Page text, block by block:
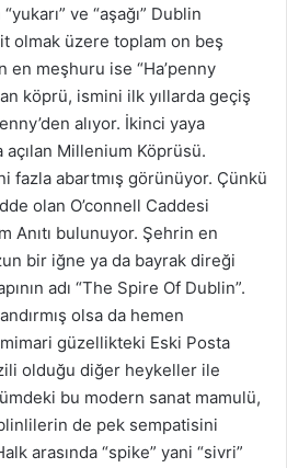
ve “aşağı” Dublin
olmak üzere toplam on beş
en meşhuru ise “Ha’penny
köprü, ismini ilk yıllarda geçiş
alıyor. İkinci yaya
açılan Millenium Köprüsü.
fazla abartmış görünüyor. Çünkü
olan O’connell Caddesi
Anıtı bulunuyor. Şehrin en
bir iğne ya da bayrak direği
adı “The Spire Of Dublin”.
olsa da hemen
güzellikteki Eski Posta
olduğu diğer heykeller ile
bu modern sanat mamulü,
de pek sempatisini
arasında “spike” yani “sivri”